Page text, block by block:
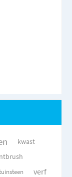
kwast
verf